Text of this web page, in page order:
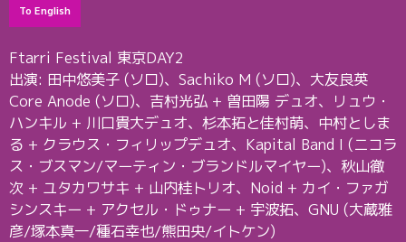
To English
Ftarri Festival 東京DAY2
出演: 田中悠美子 (ソロ)、Sachiko M (ソロ)、大友良英
Core Anode (ソロ)、吉村光弘 + 曽田陽 デュオ、リュウ・
ハンキル + 川口貴大デュオ、杉本拓と佳村萌、中村としま
る + クラウス・フィリップデュオ、Kapital Band I (ニコラ
ス・ブスマン/マーティン・ブランドルマイヤー)、秋山徹
次 + ユタカワサキ + 山内桂トリオ、Noid + カイ・ファガ
シンスキー + アクセル・ドゥナー + 宇波拓、GNU (大蔵雅
彦/塚本真一/種石幸也/熊田央/イトケン)